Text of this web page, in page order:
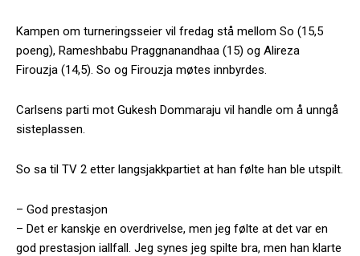
Kampen om turneringsseier vil fredag stå mellom So (15,5
poeng), Rameshbabu Praggnanandhaa (15) og Alireza
Firouzja (14,5). So og Firouzja møtes innbyrdes.
Carlsens parti mot Gukesh Dommaraju vil handle om å unngå
sisteplassen.
So sa til TV 2 etter langsjakkpartiet at han følte han ble utspilt.
– God prestasjon
– Det er kanskje en overdrivelse, men jeg følte at det var en
god prestasjon iallfall. Jeg synes jeg spilte bra, men han klarte